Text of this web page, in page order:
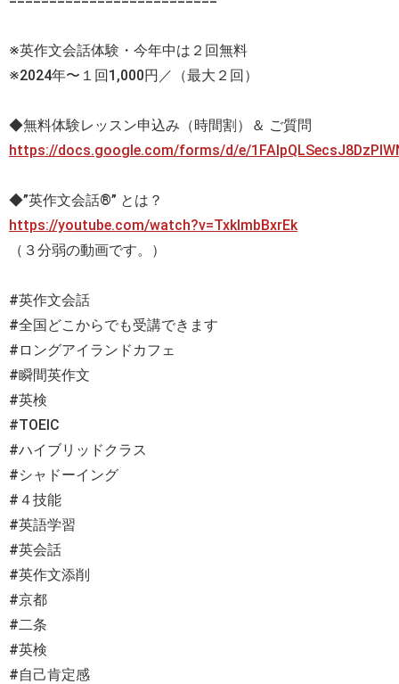
※英作文会話体験・今年中は２回無料
※2024年〜１回1,000円／（最大２回）
◆無料体験レッスン申込み（時間割）＆ ご質問
https://docs.google.com/forms/d/e/
◆”英作文会話®” とは？
https://youtube.com/watch?v=TxklmbBxrEk
（３分弱の動画です。）
#英作文会話
#全国どこからでも受講できます
#ロングアイランドカフェ
#瞬間英作文
#英検
#TOEIC
#ハイブリッドクラス
#シャドーイング
#４技能
#英語学習
#英会話
#英作文添削
#京都
#二条
#英検
#自己肯定感